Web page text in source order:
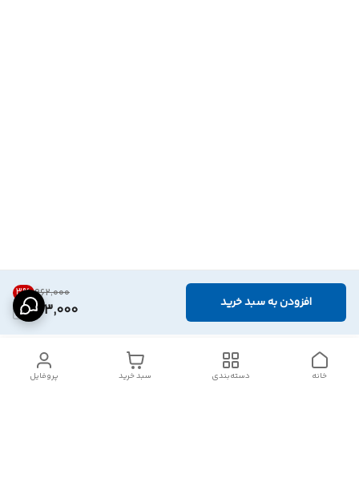
۹۶۲٬۰۰۰ 3%
933,000 افزودن به سبد خرید
پروفایل سبد خرید دسته‌بندی خانه